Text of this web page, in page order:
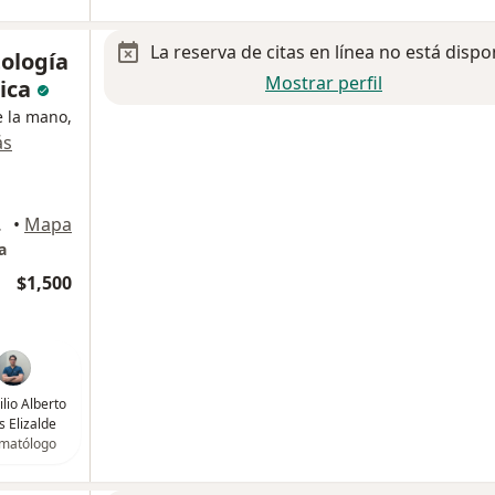
la mano,
• Mapa
$1,500
Alberto
Elizalde
La reserva de citas en línea no está
Mostrar perfil